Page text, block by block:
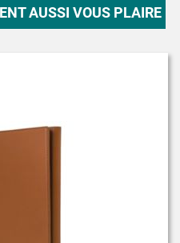
AUSSI VOUS PLAIRE